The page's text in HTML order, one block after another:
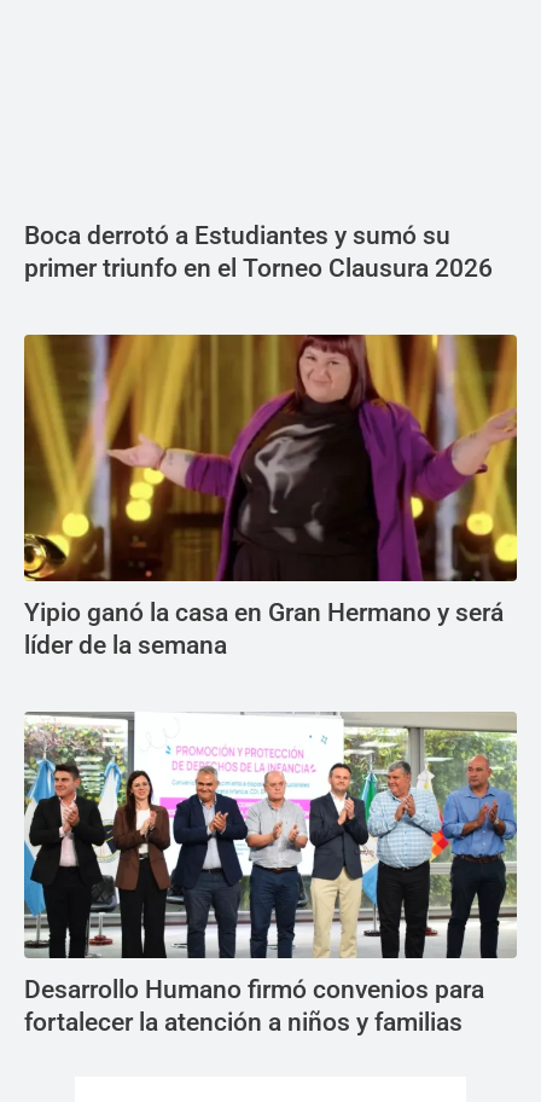
Boca derrotó a Estudiantes y sumó su
primer triunfo en el Torneo Clausura 2026
Yipio ganó la casa en Gran Hermano y será
líder de la semana
Desarrollo Humano firmó convenios para
fortalecer la atención a niños y familias